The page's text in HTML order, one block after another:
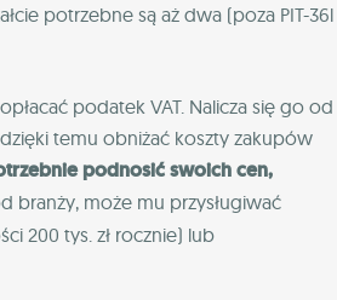
potrzebne są aż dwa (poza PIT-36l
podatek VAT. Nalicza się go od
temu obniżać koszty zakupów
podnosić swoich cen,
branży, może mu przysługiwać
200 tys. zł rocznie) lub